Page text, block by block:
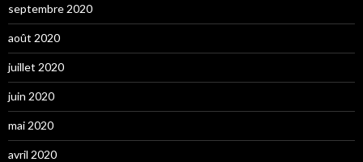
septembre 2020
août 2020
juillet 2020
juin 2020
mai 2020
avril 2020